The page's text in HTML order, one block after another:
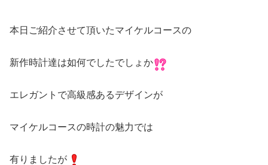
本日ご紹介させて頂いたマイケルコースの
新作時計達は如何でしたでしょか
エレガントで高級感あるデザインが
マイケルコースの時計の魅力では
有りましたが